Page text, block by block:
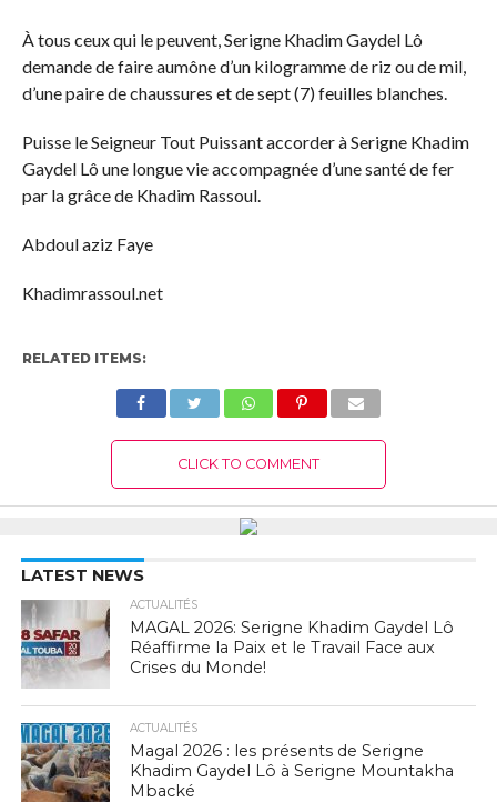
À tous ceux qui le peuvent, Serigne Khadim Gaydel Lô
demande de faire aumône d’un kilogramme de riz ou de mil,
d’une paire de chaussures et de sept (7) feuilles blanches.
Puisse le Seigneur Tout Puissant accorder à Serigne Khadim
Gaydel Lô une longue vie accompagnée d’une santé de fer
par la grâce de Khadim Rassoul.
Abdoul aziz Faye
Khadimrassoul.net
RELATED ITEMS:
CLICK TO COMMENT
LATEST NEWS
ACTUALITÉS
MAGAL 2026: Serigne Khadim Gaydel Lô
Réaffirme la Paix et le Travail Face aux
Crises du Monde!
ACTUALITÉS
Magal 2026 : les présents de Serigne
Khadim Gaydel Lô à Serigne Mountakha
Mbacké